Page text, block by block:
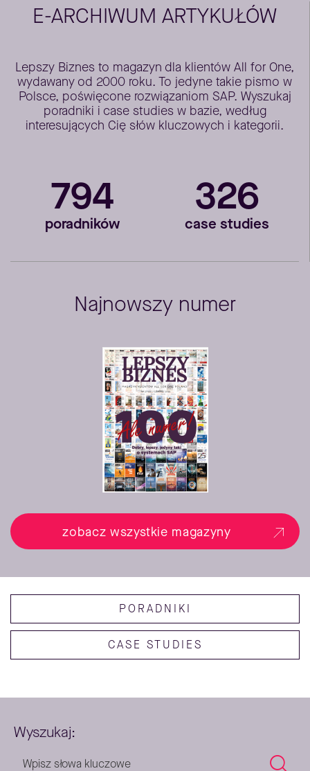
E-ARCHIWUM ARTYKUŁÓW
Lepszy Biznes to magazyn dla klientów All for One,
wydawany od 2000 roku. To jedyne takie pismo w
Polsce, poświęcone rozwiązaniom SAP. Wyszukaj
poradniki i case studies w bazie, według
interesujących Cię słów kluczowych i kategorii.
794
poradników
326
case studies
Najnowszy numer
zobacz wszystkie magazyny
PORADNIKI
CASE STUDIES
Wyszukaj: